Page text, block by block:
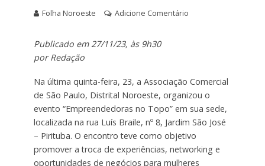
Folha Noroeste Adicione Comentário
Publicado em 27/11/23, às 9h30
por Redação
Na última quinta-feira, 23, a Associação Comercial
de São Paulo, Distrital Noroeste, organizou o
evento “Empreendedoras no Topo” em sua sede,
localizada na rua Luís Braile, nº 8, Jardim São José
– Pirituba. O encontro teve como objetivo
promover a troca de experiências, networking e
oportunidades de negócios para mulheres